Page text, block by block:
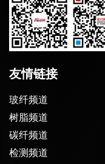
友情链接
玻纤频道
树脂频道
碳纤频道
检测频道